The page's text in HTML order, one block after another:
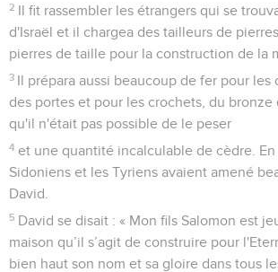
2 Il fit rassembler les étrangers qui se
d'Israël et il chargea des tailleurs de
pierres de taille pour la construction de la
3 Il prépara aussi beaucoup de fer pour les
des portes et pour les crochets, du
qu'il n'était pas possible de le peser
4 et une quantité incalculable de cèdre.
Sidoniens et les Tyriens avaient amené
David.
5 David se disait : « Mon fils Salomon est
maison qu’il s’agit de construire pour
bien haut son nom et sa gloire dans tous